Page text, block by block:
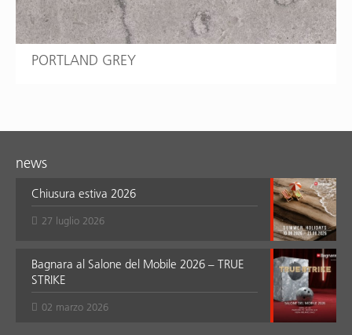
PORTLAND GREY
news
Chiusura estiva 2026
27 luglio 2026
Bagnara al Salone del Mobile 2026 – TRUE
STRIKE
02 marzo 2026